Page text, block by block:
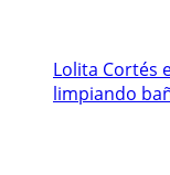
Lolita Cortés
limpiando